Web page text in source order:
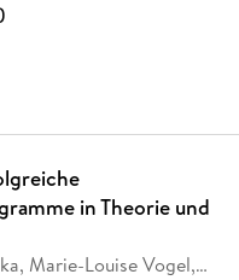
in Theorie und
Marie-Louise Vogel,